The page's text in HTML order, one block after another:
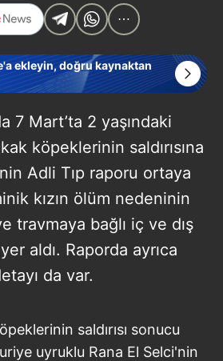
ekleyin, doğru kaynaktan
7 Mart’ta 2 yaşındaki
köpeklerinin saldırısına
Adli Tıp raporu ortaya
kızın ölüm nedeninin
travmaya bağlı iç ve dış
aldı. Raporda ayrıca
da var.
saldırısı sonucu
uyruklu Rana El Selci'nin